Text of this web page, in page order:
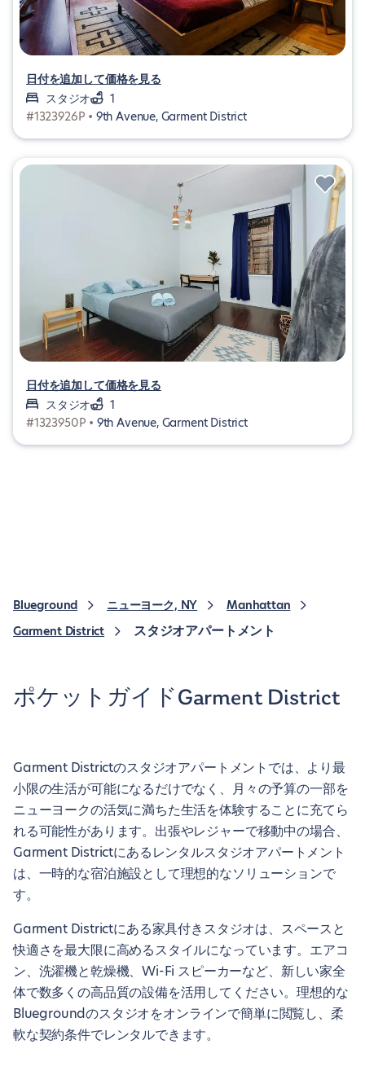
日付を追加して価格を見る
スタジオ
1
#1323926P • 9th Avenue, Garment District
日付を追加して価格を見る
スタジオ
1
#1323950P • 9th Avenue, Garment District
Blueground ニューヨーク, NY
Manhattan
Garment District
スタジオアパートメント
ポケットガイドGarment District
Garment Districtのスタジオアパートメントでは、より最
小限の生活が可能になるだけでなく、月々の予算の一部を
ニューヨークの活気に満ちた生活を体験することに充てら
れる可能性があります。出張やレジャーで移動中の場合、
Garment Districtにあるレンタルスタジオアパートメント
は、一時的な宿泊施設として理想的なソリューションで
す。
Garment Districtにある家具付きスタジオは、スペースと
快適さを最大限に高めるスタイルになっています。エアコ
ン、洗濯機と乾燥機、Wi-Fi スピーカーなど、新しい家全
体で数多くの高品質の設備を活用してください。理想的な
Bluegroundのスタジオをオンラインで簡単に閲覧し、柔
軟な契約条件でレンタルできます。